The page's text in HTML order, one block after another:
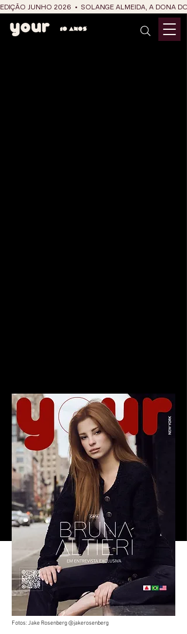
EDIÇÃO JUNHO 2026  •  SOLANGE ALMEIDA, A DONA
Fotos: Jake Rosenberg @jakerosenberg